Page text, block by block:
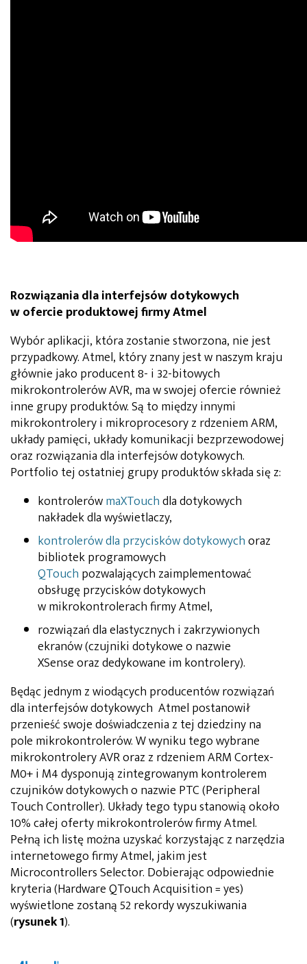
Rozwiązania dla interfejsów dotykowych
w ofercie produktowej firmy Atmel
Wybór aplikacji, która zostanie stworzona, nie jest
przypadkowy. Atmel, który znany jest w naszym kraju
głównie jako producent 8- i 32-bitowych
mikrokontrolerów AVR, ma w swojej ofercie również
inne grupy produktów. Są to między innymi
mikrokontrolery i mikroprocesory z rdzeniem ARM,
układy pamięci, układy komunikacji bezprzewodowej
oraz rozwiązania dla interfejsów dotykowych.
Portfolio tej ostatniej grupy produktów składa się z:
kontrolerówmaXTouchdla dotykowych
nakładek dla wyświetlaczy,
kontrolerów dla przycisków dotykowychoraz
bibliotek programowych
QTouch pozwalających zaimplementować
obsługę przycisków dotykowych
w mikrokontrolerach firmy Atmel,
rozwiązań dla elastycznych i zakrzywionych
ekranów (czujniki dotykowe o nazwie
XSense oraz dedykowane im kontrolery).
Będąc jednym z wiodących producentów rozwiązań
dla interfejsów dotykowych Atmel postanowił
przenieść swoje doświadczenia z tej dziedziny na
pole mikrokontrolerów. W wyniku tego wybrane
mikrokontrolery AVR oraz z rdzeniem ARM Cortex-
M0+ i M4 dysponują zintegrowanym kontrolerem
czujników dotykowych o nazwie PTC (Peripheral
Touch Controller). Układy tego typu stanowią około
10% całej oferty mikrokontrolerów firmy Atmel.
Pełną ich listę można uzyskać korzystając z narzędzia
internetowego firmy Atmel, jakim jest
Microcontrollers Selector. Dobierając odpowiednie
kryteria (Hardware QTouch Acquisition = yes)
wyświetlone zostaną 52 rekordy wyszukiwania
(rysunek 1).